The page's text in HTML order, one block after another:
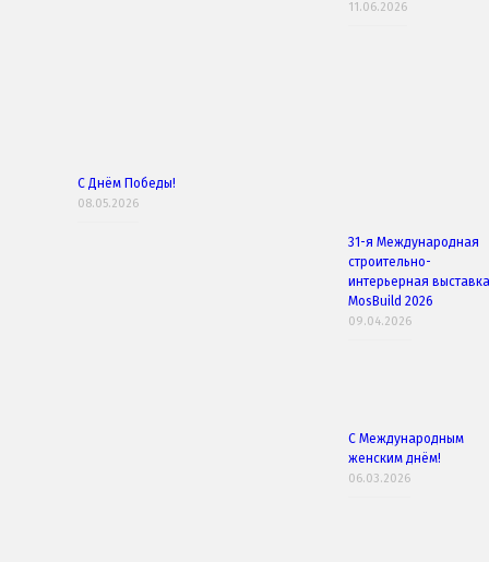
11.06.2026
С Днём Победы!
08.05.2026
31-я Международная
строительно-
интерьерная выставка
MosBuild 2026
09.04.2026
С Международным
женским днём!
06.03.2026